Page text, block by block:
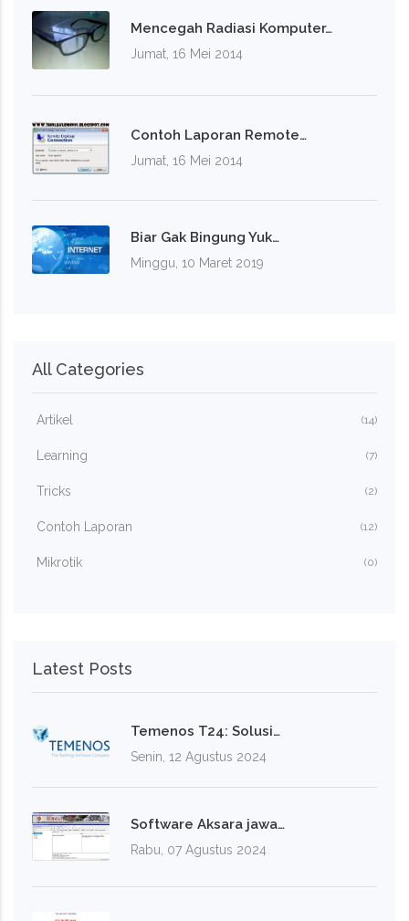
Mencegah Radiasi Komputer…
Jumat, 16 Mei 2014
Contoh Laporan Remote…
Jumat, 16 Mei 2014
Biar Gak Bingung Yuk…
Minggu, 10 Maret 2019
All Categories
Artikel (14)
Learning (7)
Tricks (2)
Contoh Laporan (12)
Mikrotik (0)
Latest Posts
Temenos T24: Solusi…
Senin, 12 Agustus 2024
Software Aksara jawa…
Rabu, 07 Agustus 2024